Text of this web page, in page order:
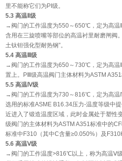
里不能称它们为PI级。
5.3 高温Ⅱ级
→阀门的工作温度为550～650℃，定为高温
含用在三旋喷嘴等部位的高温衬里耐磨闸阀
土钛钽强化型耐热钢”。
5.4 高温Ⅲ级
→阀门的工作温度为650～730℃，定为高温
置上。PⅢ级高温阀门主体材料为ASTM
5.5 高温Ⅳ级
→阀门的工作温度为730～816℃，定为高
选用的标准ASME B16.34压力-温度等级中
近进入了锻造温度区域，此时金属处于塑性
级阀门的主体材料为ASTM A351标准中的
标准中F310（其中C含量≥0.050%）及
5.6 高温Ⅴ级
→阀门的工作温度>816℃以上，称为高温Ⅴ